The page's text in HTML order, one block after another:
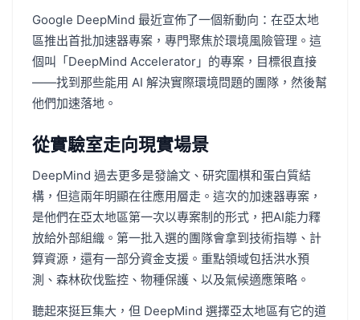
Google DeepMind 最近宣佈了一個新動向：在亞太地
區推出首批加速器專案，專門聚焦於環境風險管理。這
個叫「DeepMind Accelerator」的專案，目標很直接
——找到那些能用 AI 解決實際環境問題的團隊，然後幫
他們加速落地。
從實驗室走向現實場景
DeepMind 過去更多是發論文、研究圍棋和蛋白質結
構，但這兩年明顯在往應用層走。這次的加速器專案，
是他們在亞太地區第一次以專案制的形式，把AI能力釋
放給外部組織。第一批入選的團隊會拿到技術指導、計
算資源，還有一部分資金支援。重點領域包括洪水預
測、森林砍伐監控、物種保護、以及氣候適應策略。
聽起來挺巨集大，但 DeepMind 選擇亞太地區有它的道